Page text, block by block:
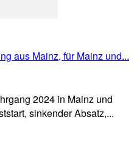
2024 in Mainz und
sinkender Absatz,...